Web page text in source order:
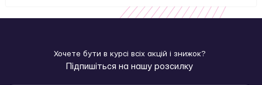
Хочете бути в курсі всіх акцій і знижок?
Підпишіться на нашу розсилку